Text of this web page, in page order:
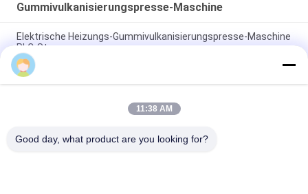
Gummivulkanisierungspresse-Maschine
Elektrische Heizungs-Gummivulkanisierungspresse-Maschine
PLC-Steuerung
Die elektrische Heizungs-hydraulische Vulkanisierung
bearbeiten 2 Arbeitsschichten maschinell
Gummivulkanisierungsmaschinen-einzige
11:38 AM
Good day, what product are you looking for?